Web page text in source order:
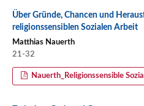
Über Gründe, Chancen und
religionssensiblen Sozialen Arbeit
Matthias Nauerth
21-32
Nauerth_Religionssensible